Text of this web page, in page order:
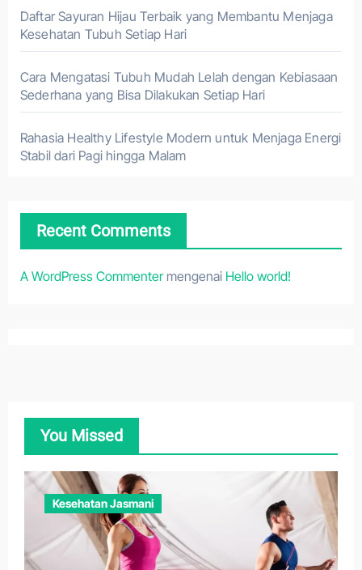
Daftar Sayuran Hijau Terbaik yang Membantu Menjaga
Kesehatan Tubuh Setiap Hari
Cara Mengatasi Tubuh Mudah Lelah dengan Kebiasaan
Sederhana yang Bisa Dilakukan Setiap Hari
Rahasia Healthy Lifestyle Modern untuk Menjaga Energi
Stabil dari Pagi hingga Malam
Recent Comments
A WordPress Commentermengenai Hello world!
You Missed
Kesehatan Jasmani